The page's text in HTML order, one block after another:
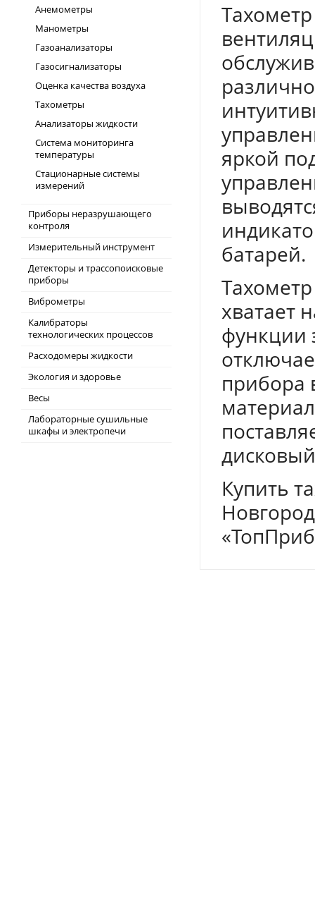
яркой
батарей.
хватает
функции
прибора
Купить
Анемометры
Манометры
Газоанализаторы
Газосигнализаторы
Оценка качества воздуха
Тахометры
Анализаторы жидкости
Система мониторинга
температуры
Стационарные системы
измерений
Приборы неразрушающего
контроля
Измерительный инструмент
Детекторы и трассопоисковые
приборы
Виброметры
Калибраторы
технологических процессов
Расходомеры жидкости
Экология и здоровье
Весы
Лабораторные сушильные
шкафы и электропечи